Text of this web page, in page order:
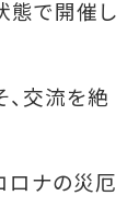
態で開催し
交流を絶
ロナの災厄